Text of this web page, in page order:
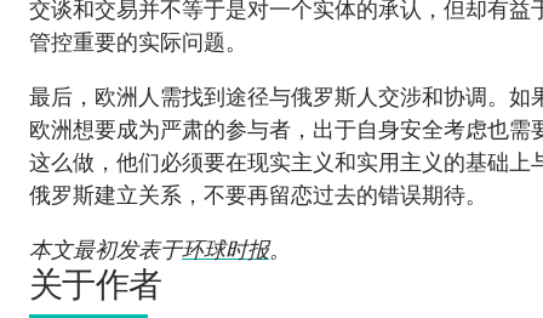
交谈和交易并不等于是对一个实体的承认，但却有益
管控重要的实际问题。
最后，欧洲人需找到途径与俄罗斯人交涉和协调。如
欧洲想要成为严肃的参与者，出于自身安全考虑也需
这么做，他们必须要在现实主义和实用主义的基础上
俄罗斯建立关系，不要再留恋过去的错误期待。
本文最初发表于环球时报。
关于作者